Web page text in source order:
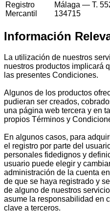
Registro
Mercantil
Málaga — T.
134715
Información
La utilización de nuestros
nuestros productos implicará
las presentes Condiciones.
Algunos de los productos
pudieran ser creados,
una página web tercera y en
propios Términos y
En algunos casos, para
el registro por parte del
personales fidedignos y
usuario puede elegir y
administración de la cuenta
de que se haya registrado y
de alguno de nuestros
asume la responsabilidad en
clave a terceros.